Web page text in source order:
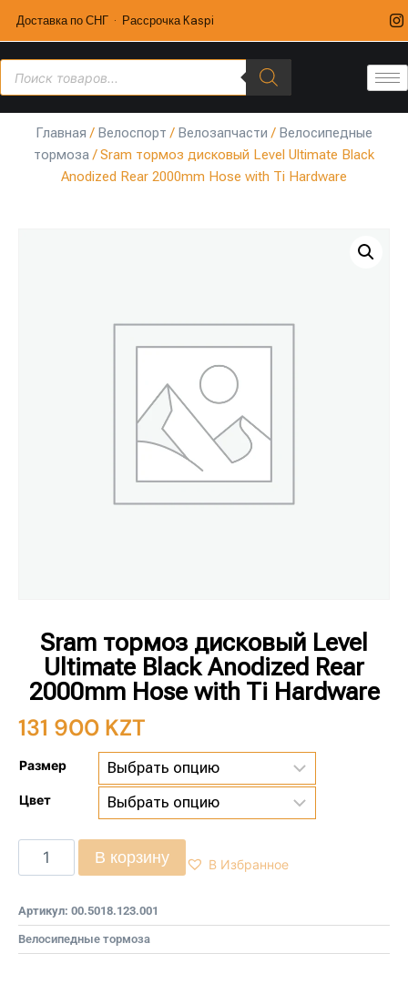
Доставка по СНГ · Рассрочка Kaspi
Главная / Велоспорт / Велозапчасти / Велосипедные
тормоза/ Sram тормоз дисковый Level Ultimate Black
Anodized Rear 2000mm Hose with Ti Hardware
Sram тормоз дисковый Level
Ultimate Black Anodized Rear
2000mm Hose with Ti Hardware
131 900 KZT
Размер
Цвет
В корзину В Избранное
Артикул: 00.5018.123.001
Велосипедные тормоза